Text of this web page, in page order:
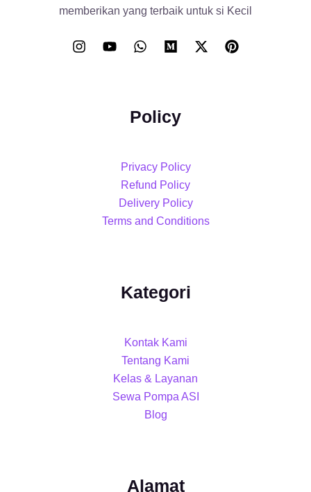
memberikan yang terbaik untuk si Kecil
Policy
Privacy Policy
Refund Policy
Delivery Policy
Terms and Conditions
Kategori
Kontak Kami
Tentang Kami
Kelas & Layanan
Sewa Pompa ASI
Blog
Alamat